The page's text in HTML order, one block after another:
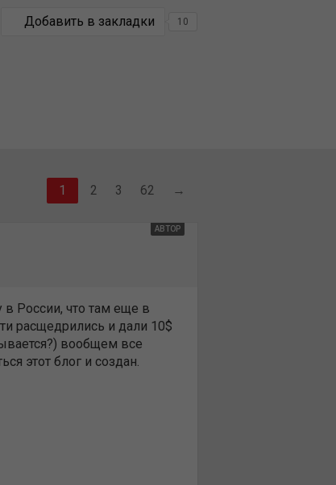
Добавить в закладки 10
2 3 62 →
АВТОР
в России, что там еще в
расщедрились и дали 10$
вообщем все
этот блог и создан.